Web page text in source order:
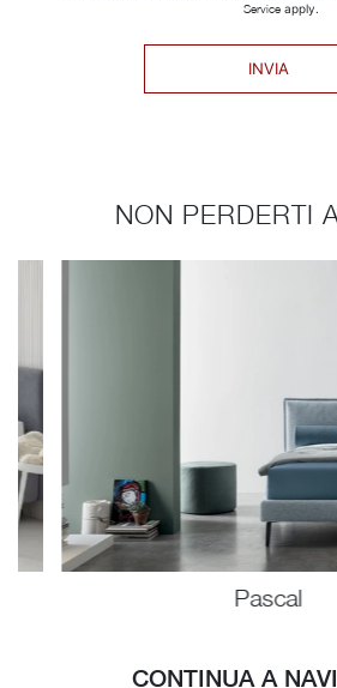
Serviceapply.
INVIA
NON PERDERTI
Pascal
CONTINUA A